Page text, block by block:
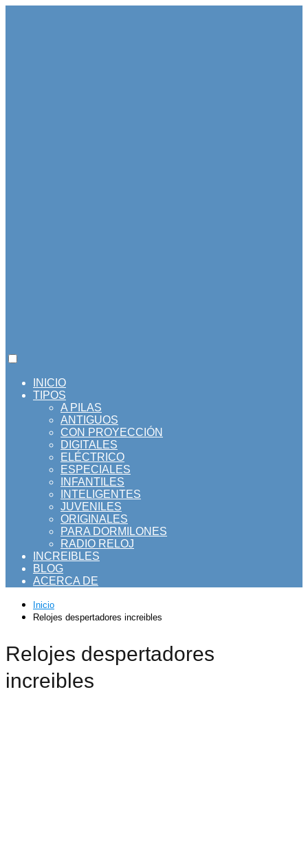
INICIO
TIPOS
A PILAS
ANTIGUOS
CON PROYECCIÓN
DIGITALES
ELÉCTRICO
ESPECIALES
INFANTILES
INTELIGENTES
JUVENILES
ORIGINALES
PARA DORMILONES
RADIO RELOJ
INCREIBLES
BLOG
ACERCA DE
Inicio
Relojes despertadores increibles
Relojes despertadores
increibles